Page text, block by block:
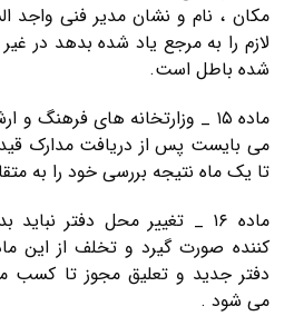
مکان ، نام و نشان مدیر فنی واجد
لازم را به مرجع یاد شده بدهد در
شده باطل است.
ماده ۱۵ _ وزارتخانه های فرهنگ
تا یک ماه نتیجه بررسی خود را به
ماده ۱۶ _ تغییر محل دفتر
كننده صورت گیرد و تخلف از این
دفتر جدید و تعلیق مجوز تا كسب
می ‌شود .